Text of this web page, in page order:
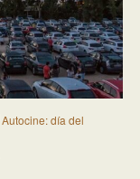
Autocine: día del